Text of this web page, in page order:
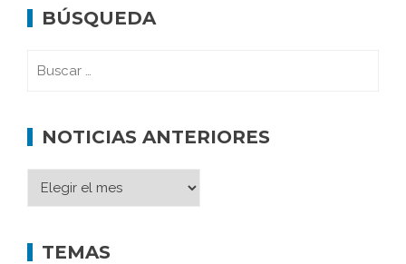
BÚSQUEDA
NOTICIAS ANTERIORES
TEMAS